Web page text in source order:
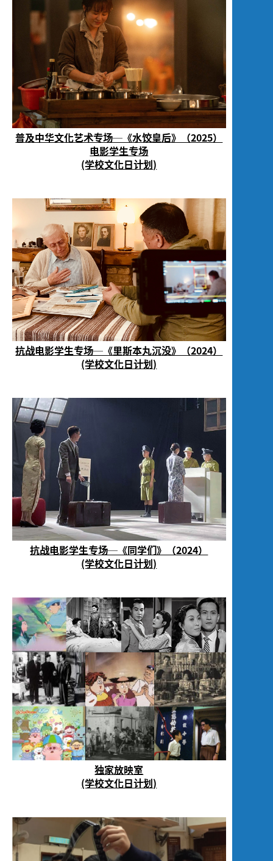
普及中华文化艺术专场─《水饺皇后》（2025）
电影学生专场
(学校文化日计划)
抗战电影学生专场─《里斯本丸沉没》（2024）
(学校文化日计划)
抗战电影学生专场─《同学们》（2024）
(学校文化日计划)
独家放映室
(学校文化日计划)